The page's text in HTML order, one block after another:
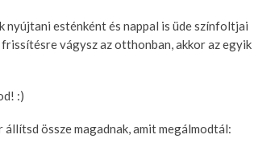
esténként és nappal is üde színfoltjai
vágysz az otthonban, akkor az egyik
:)
össze magadnak, amit megálmodtál: